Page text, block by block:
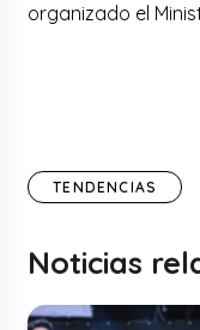
organizado el
TENDENCIAS
Noticias